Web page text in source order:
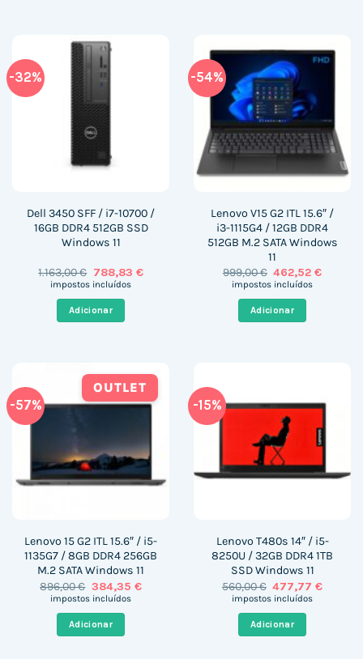
-32%
Dell 3450 SFF / i7-10700 /
16GB DDR4 512GB SSD
Windows 11
1.163,00€ O
preço
era:
1.163,00 €.
788,83 €O
impostos incluídos
Adicionar
-54%
Lenovo V15 G2 ITL 15.6″ /
i3-1115G4 / 12GB DDR4
512GB M.2 SATA Windows
11
999,00€ O
preço
era:
999,00 €.
462,52€O
impostos incluídos
Adicionar
-57%
OUTLET
Lenovo 15 G2 ITL 15.6″ / i5-
1135G7 / 8GB DDR4 256GB
M.2 SATA Windows 11
896,00€ O
preço
era:
896,00 €.
384,35 €O
impostos incluídos
Adicionar
-15%
Lenovo T480s 14″ / i5-
8250U / 32GB DDR4 1TB
SSD Windows 11
560,00€ O
preço
era:
560,00 €.
477,77€O
impostos incluídos
Adicionar